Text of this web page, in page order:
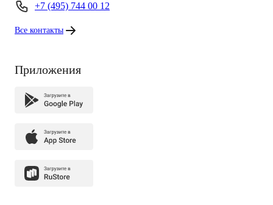
+7 (495) 744 00 12
Все контакты
Приложения